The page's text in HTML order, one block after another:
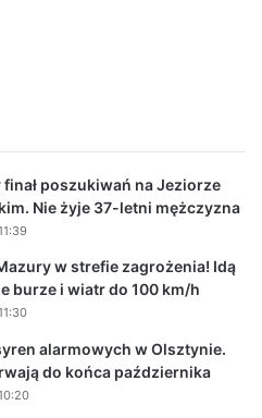
poszukiwań na Jeziorze
Nie żyje 37-letni mężczyzna
w strefie zagrożenia! Idą
burze i wiatr do 100 km/h
alarmowych w Olsztynie.
do końca października